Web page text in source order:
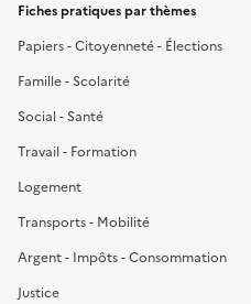
Fiches pratiques par thèmes
Papiers - Citoyenneté - Élections
Famille - Scolarité
Social - Santé
Travail - Formation
Logement
Transports - Mobilité
Argent - Impôts - Consommation
Justice